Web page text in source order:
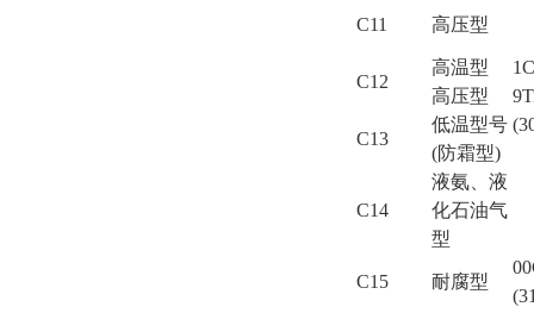
C11 高压型
C12
高温型
高压型
C13
低温型号
(防霜型)
C14
液氨、液
化石油气
型
C15 耐腐型